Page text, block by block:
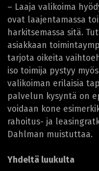
– Laaja valikoima
ovat laajentamassa
harkitsemassa sitä.
asiakkaan
tarjota oikeita
iso toimija pystyy
valikoiman erilaisia
palvelun kysyntä on
voidaan kone
rahoitus- ja
Dahlman muistuttaa.
Yhdeltä luukulta